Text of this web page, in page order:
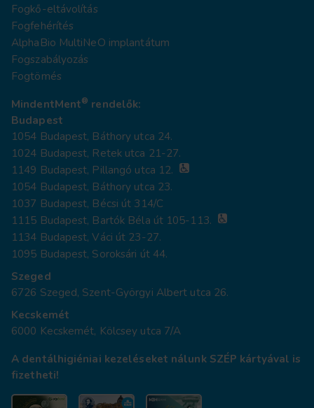
Fogkő-eltávolítás
Fogfehérítés
AlphaBio MultiNeO implantátum
Fogszabályozás
Fogtömés
MindentMent® rendelők:
Budapest
1054 Budapest, Báthory utca 24.
1024 Budapest, Retek utca 21-27.
1149 Budapest, Pillangó utca 12.
1054 Budapest, Báthory utca 23.
1037 Budapest, Bécsi út 314/C
1115 Budapest, Bartók Béla út 105-113.
1134 Budapest, Váci út 23-27.
1095 Budapest, Soroksári út 44.
Szeged
6726 Szeged, Szent-Györgyi Albert utca 26.
Kecskemét
6000 Kecskemét, Kölcsey utca 7/A
A dentálhigiéniai kezeléseket nálunk SZÉP kártyával is
fizetheti!